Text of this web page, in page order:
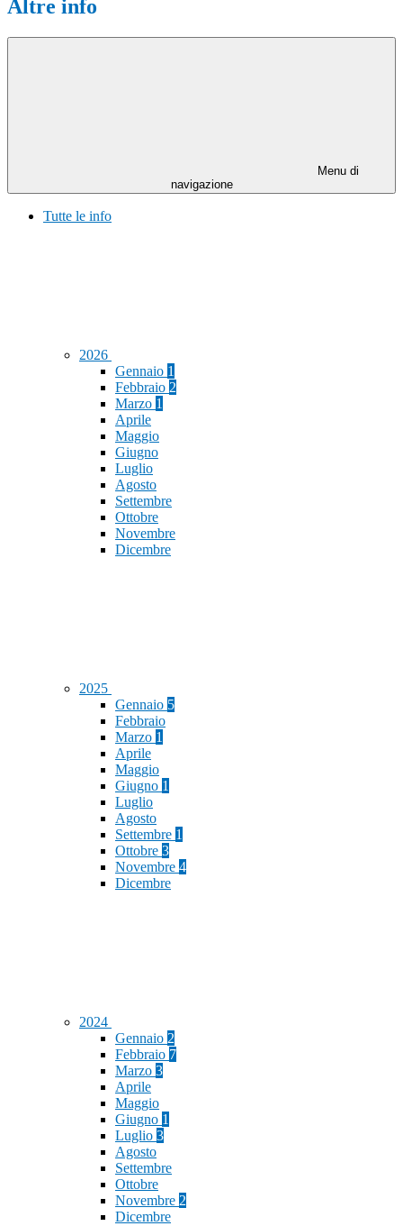
Altre info
Menu di
navigazione
Tutte le info
2026
Gennaio 1
Febbraio 2
Marzo 1
Aprile
Maggio
Giugno
Luglio
Agosto
Settembre
Ottobre
Novembre
Dicembre
2025
Gennaio 5
Febbraio
Marzo 1
Aprile
Maggio
Giugno 1
Luglio
Agosto
Settembre 1
Ottobre 3
Novembre 4
Dicembre
2024
Gennaio 2
Febbraio 7
Marzo 3
Aprile
Maggio
Giugno 1
Luglio 3
Agosto
Settembre
Ottobre
Novembre 2
Dicembre